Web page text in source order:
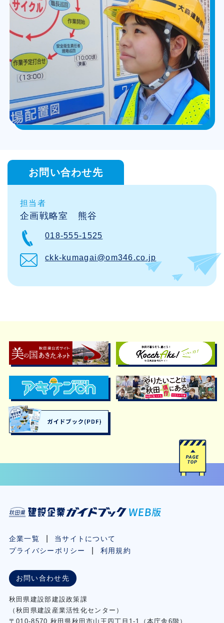
お問い合わせ先
担当者
企画戦略室 熊谷
018-555-1525
ckk-kumagai@om346.co.jp
企業一覧
当サイトについて
プライバシーポリシー
利用規約
お問い合わせ先
秋⽥県建設部建設政策課
（秋⽥県建設産業活性化センター）
〒010-8570 秋田県秋田市⼭王四丁⽬1-1（本庁舎6階）